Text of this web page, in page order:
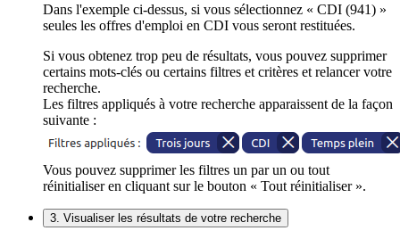
Dans l'exemple ci-dessus, si vous sélectionnez « CDI (941) »
seules les offres d'emploi en CDI vous seront restituées.
Si vous obtenez trop peu de résultats, vous pouvez supprimer
certains mots-clés ou certains filtres et critères et relancer votre
recherche.
Les filtres appliqués à votre recherche apparaissent de la façon
suivante :
Vous pouvez supprimer les filtres un par un ou tout
réinitialiser en cliquant sur le bouton « Tout réinitialiser ».
3. Visualiser les résultats de votre recherche